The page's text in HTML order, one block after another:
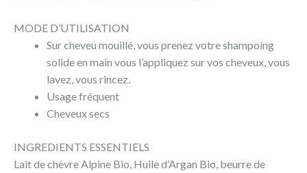
MODE D’UTILISATION
Sur cheveu mouillé, vous prenez votre shampoing
solide en main vous l’appliquez sur vos cheveux, vous
lavez, vous rincez.
Usage fréquent
Cheveux secs
INGREDIENTS ESSENTIELS
Lait de chèvre Alpine Bio, Huile d’Argan Bio, beurre de